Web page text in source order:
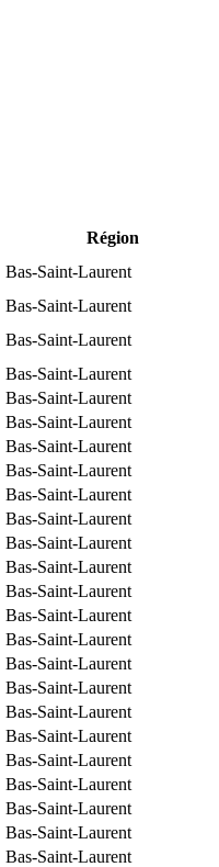
Région
Bas-Saint-Laurent
Bas-Saint-Laurent
Bas-Saint-Laurent
Bas-Saint-Laurent
Bas-Saint-Laurent
Bas-Saint-Laurent
Bas-Saint-Laurent
Bas-Saint-Laurent
Bas-Saint-Laurent
Bas-Saint-Laurent
Bas-Saint-Laurent
Bas-Saint-Laurent
Bas-Saint-Laurent
Bas-Saint-Laurent
Bas-Saint-Laurent
Bas-Saint-Laurent
Bas-Saint-Laurent
Bas-Saint-Laurent
Bas-Saint-Laurent
Bas-Saint-Laurent
Bas-Saint-Laurent
Bas-Saint-Laurent
Bas-Saint-Laurent
Bas-Saint-Laurent